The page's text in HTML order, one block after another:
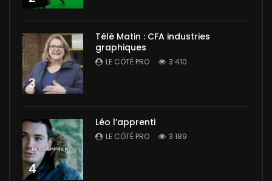
3
Télé Matin : CFA industries
graphiques
LE CÔTÉ PRO 3 410
4
Léo l’apprenti
LE CÔTÉ PRO 3 189